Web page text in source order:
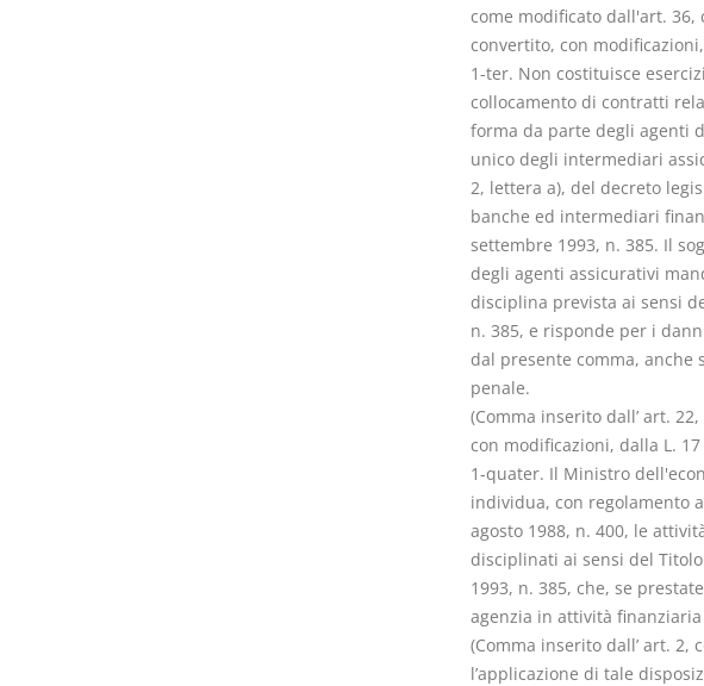
come modificato dall'art. 36,
convertito, con
1-ter. Non costituisce
collocamento di contratti
forma da parte degli agenti
unico degli intermediari
2, lettera a), del decreto
banche ed intermediari
settembre 1993, n. 385. Il
degli agenti assicurativi
disciplina prevista ai sensi
n. 385, e risponde per i
dal presente comma, anche
penale.
(Comma inserito dall’ art.
con modificazioni, dalla L.
1-quater. Il Ministro
individua, con regolamento
agosto 1988, n. 400, le
disciplinati ai sensi del
1993, n. 385, che, se
agenzia in attività
(Comma inserito dall’ art. 2,
l’applicazione di tale